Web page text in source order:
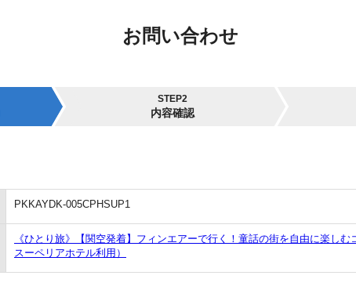
お問い合わせ
STEP2
内容確認
PKKAYDK-005CPHSUP1
《ひとり旅》【関空発着】フィンエアーで行く！童話の街を自由に楽しむ
スーペリアホテル利用）